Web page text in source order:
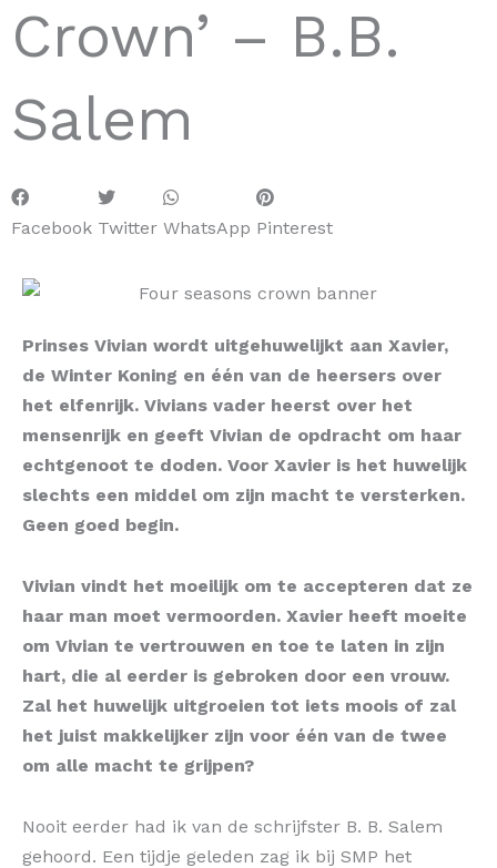
Crown’ – B.B.
Salem
Facebook Twitter WhatsApp Pinterest
Prinses Vivian wordt uitgehuwelijkt aan Xavier,
de Winter Koning en één van de heersers over
het elfenrijk. Vivians vader heerst over het
mensenrijk en geeft Vivian de opdracht om haar
echtgenoot te doden. Voor Xavier is het huwelijk
slechts een middel om zijn macht te versterken.
Geen goed begin.
Vivian vindt het moeilijk om te accepteren dat ze
haar man moet vermoorden. Xavier heeft moeite
om Vivian te vertrouwen en toe te laten in zijn
hart, die al eerder is gebroken door een vrouw.
Zal het huwelijk uitgroeien tot iets moois of zal
het juist makkelijker zijn voor één van de twee
om alle macht te grijpen?
Nooit eerder had ik van de schrijfster B. B. Salem
gehoord. Een tijdje geleden zag ik bij SMP het